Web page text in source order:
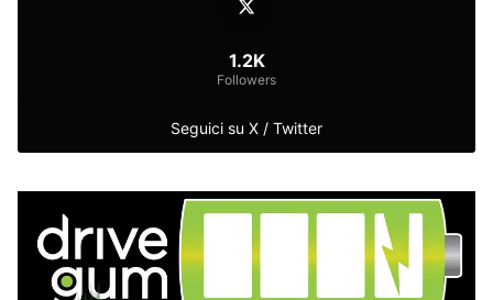
Seguici su X / Twitter
1.2K
Followers